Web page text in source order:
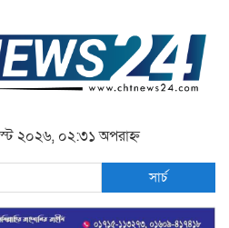
২০২৬, ০২:৩১ অপরাহ্ন
সার্চ